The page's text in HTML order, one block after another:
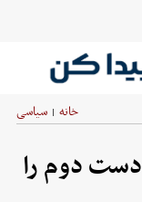
خانه | سیاسی
دوم را